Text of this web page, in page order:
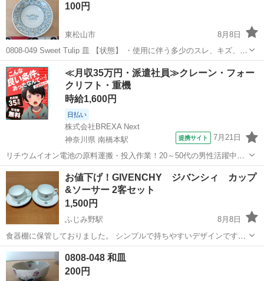
100円
東松山市
8月8日
0808-049 Sweet Tulip 皿 【状態】 ・使用に伴う多少のスレ、キズ、落
としきれない汚れなどございます ・詳細は現地でご確認ください ・お
値引きは出来かねますのでご了承願います ※中古品のた...
埼玉 東松山市 食器 現地
≪月収35万円・派遣社員≫クレーン・フォー
クリフト・重機
時給1,600円
日払い
株式会社BREXA Next
神奈川県 南橋本駅
提携サイト 7月21日
リチウムイオン電池の原料運搬・投入作業！20～50代の男性活躍中★
ワンルーム寮完備！赴任旅費会社負担！年間休日130日★フォークリフ
ト免許お持ちの方、活躍中！就業先食堂利用可★《神奈川県相模原
市》 人気の工場のお仕事 ◇電...
神奈川 相模原市 南橋本駅
お値下げ！GIVENCHY ジバンシィ カップ
&ソーサー 2客セット
1,500円
ふじみ野駅
8月8日
食器棚に保管しておりました。 シンプルで持ちやすいデザインです。
サイズ ・ソーサー直径 約14.5cm ・カップ口径 約8.5 cm、高さ6.5cm
中古品とご理解いただいた上でのご購入をお願いいたします。 完全品
を...
埼玉 ふじみ野市 ふじみ野駅
0808-048 和皿
200円